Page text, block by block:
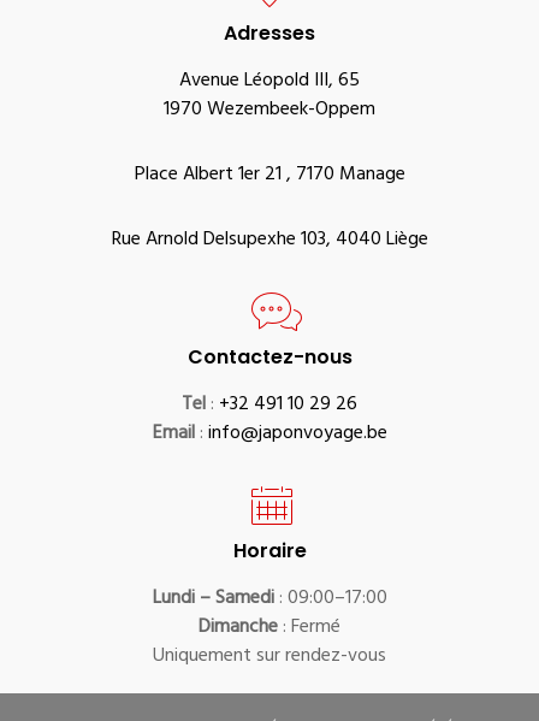
Adresses
Avenue Léopold III, 65
1970 Wezembeek-Oppem
Place Albert 1er 21 , 7170 Manage
Rue Arnold Delsupexhe 103, 4040 Liège
Contactez-nous
Tel: +32 491 10 29 26
Email:info@japonvoyage.be
Horaire
Lundi – Samedi: 09:00–17:00
Dimanche: Fermé
Uniquement sur rendez-vous